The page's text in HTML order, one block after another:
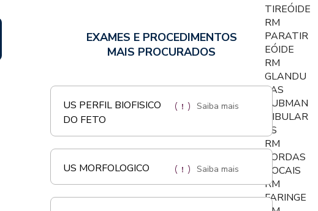
TIREÓIDE
RM
PARATIR
EÓIDE
RM
GLANDU
LAS
SUBMAN
DIBULAR
ES
RM
CORDAS
VOCAIS
RM
FARINGE
EXAMES E PROCEDIMENTOS
MAIS PROCURADOS
US PERFIL BIOFISICO
DO FETO
Saiba mais
US MORFOLOGICO Saiba mais